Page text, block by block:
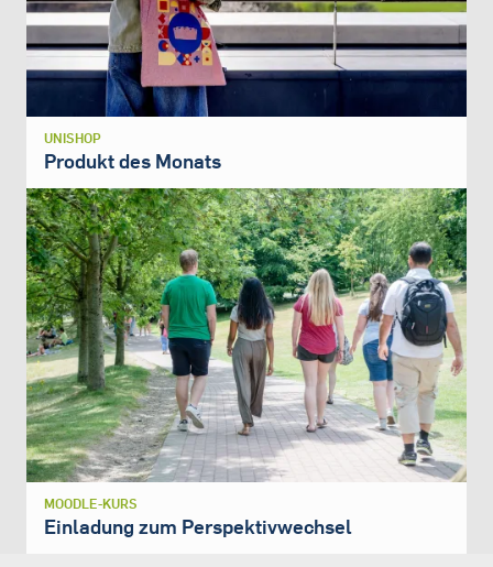
UNISHOP
Produkt des Monats
MOODLE-KURS
Einladung zum Perspektivwechsel